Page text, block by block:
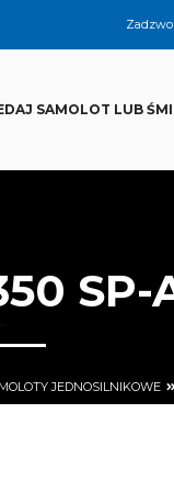
SAMOLOT LUB
SP-
JEDNOSILNIKOWE